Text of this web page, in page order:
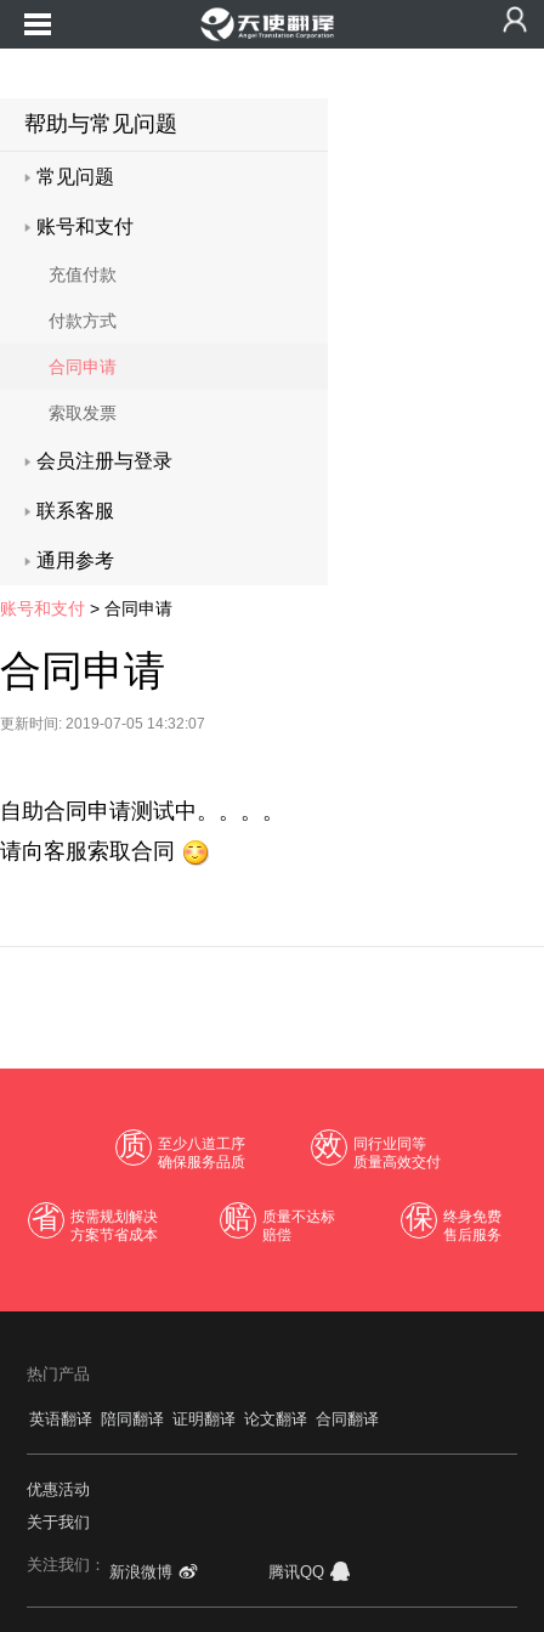
帮助与常见问题
常见问题
账号和支付
充值付款
付款方式
合同申请
索取发票
会员注册与登录
联系客服
通用参考
账号和支付 > 合同申请
合同申请
更新时间: 2019-07-05 14:32:07
自助合同申请测试中。。。。
请向客服索取合同
质
至少八道工序
确保服务品质
效
同行业同等
质量高效交付
省
按需规划解决
方案节省成本
赔
质量不达标
赔偿
保
终身免费
售后服务
热门产品
英语翻译 陪同翻译 证明翻译 论文翻译 合同翻译
优惠活动
关于我们
关注我们： 新浪微博 腾讯QQ